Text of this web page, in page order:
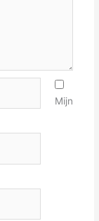
Mijn